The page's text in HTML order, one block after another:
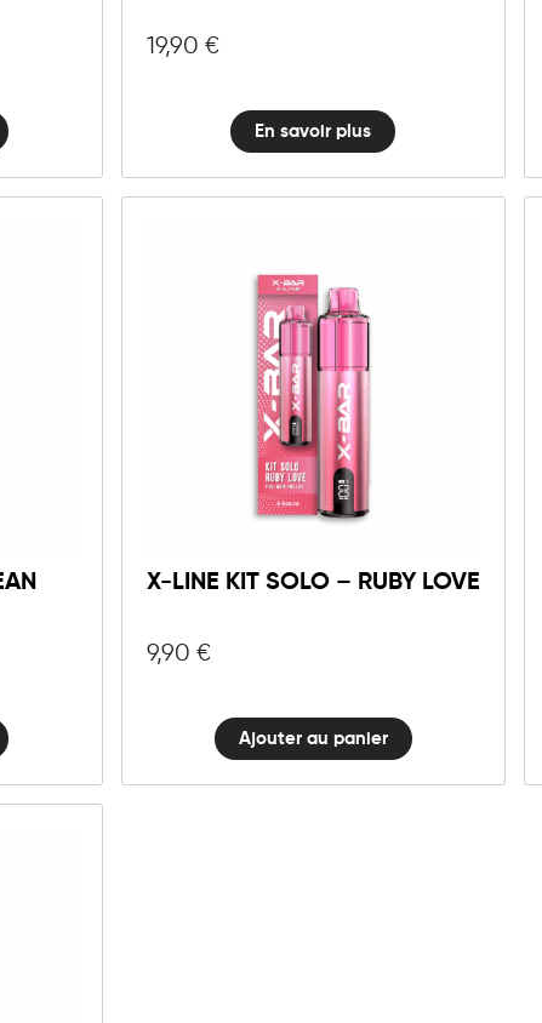
19,90 €
En savoir plus
X-LINE KIT SOLO – RUBY LOVE
9,90 €
Line
Kit
-
Ajouter au panier